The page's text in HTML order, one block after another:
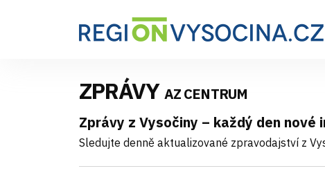
ZPRÁVYAZ CENTRUM
Zprávy z Vysočiny – každý den nové
Sledujte denně aktualizované zpravodajství z